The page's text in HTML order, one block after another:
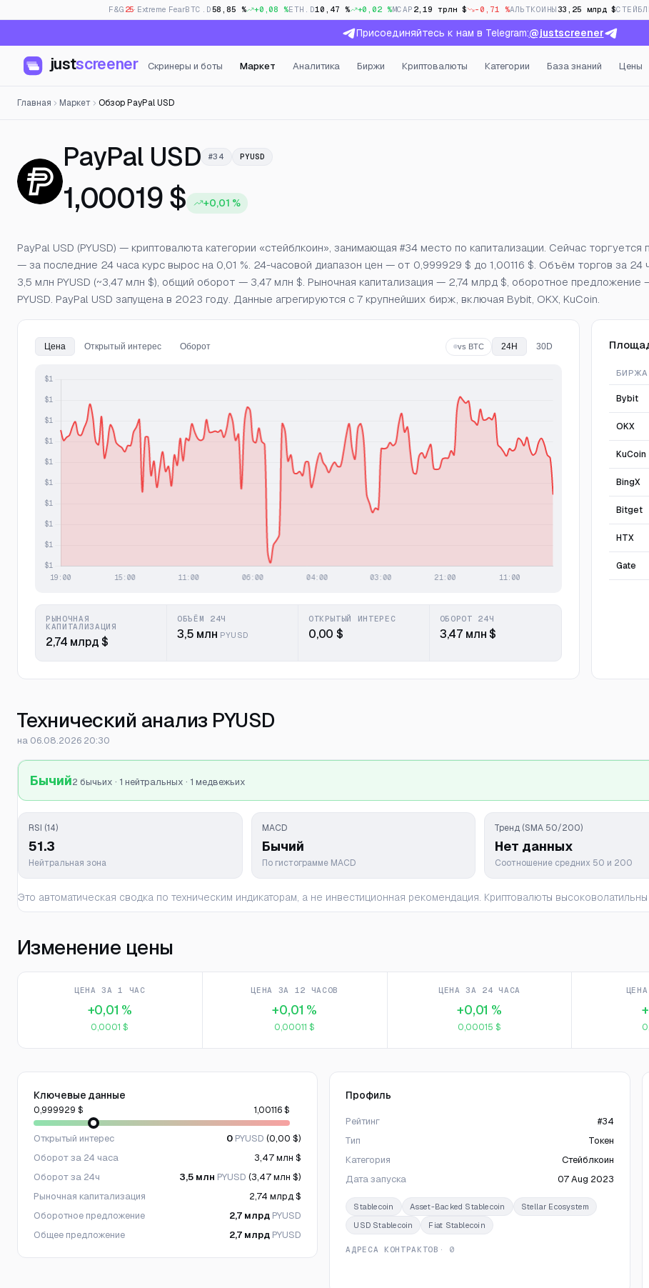
F&G 25· Extreme FearBTC.D58,85 % +0,08 %ETH.D10,47 % +0,02 %MCAP 2,19 трлн $ -0,71 %АЛЬТКОИНЫ 33,25 млрд $
Присоединяйтесь к нам в Telegram:@justscreener
justscreener Скринеры и боты Маркет Аналитика Биржи Криптовалюты Категории База знаний Цены
Главная Маркет Обзор PayPal USD
PayPal USD— Цена, открытый интерес и
#34 PYUSD
1,00019 $ +0,01 %
PayPal USD (PYUSD) — криптовалюта категории «стейблкоин», занимающая #34 место по капитализации. Сейчас торгуется
— за последние 24 часа курс вырос на 0,01 %. 24-часовой диапазон цен — от 0,999929 $ до 1,00116 $. Объём торгов за 24
3,5 млн PYUSD (~3,47 млн $), общий оборот — 3,47 млн $. Рыночная капитализация — 2,74 млрд $, оборотное предложение
PYUSD. PayPal USD запущена в 2023 году. Данные агрегируются с 7 крупнейших бирж, включая Bybit, OKX, KuCoin.
Цена Открытый интерес Оборот vs BTC 24H 30D
РЫНОЧНАЯ
КАПИТАЛИЗАЦИЯ
2,74 млрд $
ОБЪЁМ 24Ч
3,5 млн PYUSD
ОТКРЫТЫЙ ИНТЕРЕС
0,00 $
ОБОРОТ 24Ч
3,47 млн $
БИРЖА
Bybit
OKX
KuCoin
BingX
Bitget
HTX
Gate
Технический анализ PYUSD
на 06.08.2026 20:30
Бычий2 бычьих · 1 нейтральных · 1 медвежьих
RSI (14)
51.3
Нейтральная зона
MACD
Бычий
По гистограмме MACD
Тренд (SMA 50/200)
Нет данных
Соотношение средних 50 и 200
Это автоматическая сводка по техническим индикаторам, а не инвестиционная рекомендация. Криптовалюты
Изменение цены
ЦЕНА ЗА 1 ЧАС
+0,01 %
0,0001 $
ЦЕНА ЗА 12 ЧАСОВ
+0,01 %
0,00011 $
ЦЕНА ЗА 24 ЧАСА
+0,01 %
0,00015 $
Ключевые данные
0,999929 $ 1,00116 $
Открытый интерес 0 PYUSD (0,00 $)
Оборот за 24 часа
3,47 млн $
Оборот за 24ч
3,5 млн PYUSD (3,47 млн $)
Рыночная капитализация
2,74 млрд $
Оборотное предложение
2,7 млрд PYUSD
Общее предложение
2,7 млрд PYUSD
Профиль
Рейтинг
#34
Тип
Токен
Категория
Стейблкоин
Дата запуска
07 Aug 2023
Stablecoin Asset-Backed Stablecoin
Stellar Ecosystem
USD Stablecoin
Fiat Stablecoin
АДРЕСА КОНТРАКТОВ · 0